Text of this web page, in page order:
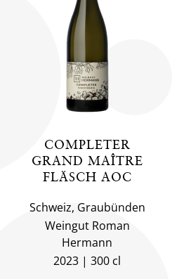
COMPLETER
GRAND MAÎTRE
FLÄSCH AOC
Schweiz, Graubünden
Weingut Roman
Hermann
2023
300 cl